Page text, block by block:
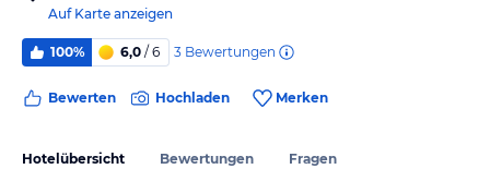
Auf Karte anzeigen
100% 6,0 / 6 3 Bewertungen
Bewerten Hochladen Merken
Hotelübersicht Bewertungen Fragen